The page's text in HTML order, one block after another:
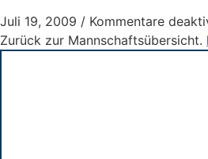
Juli 19, 2009 / Kommentare
Zurück zur Mannschaftsübersicht.